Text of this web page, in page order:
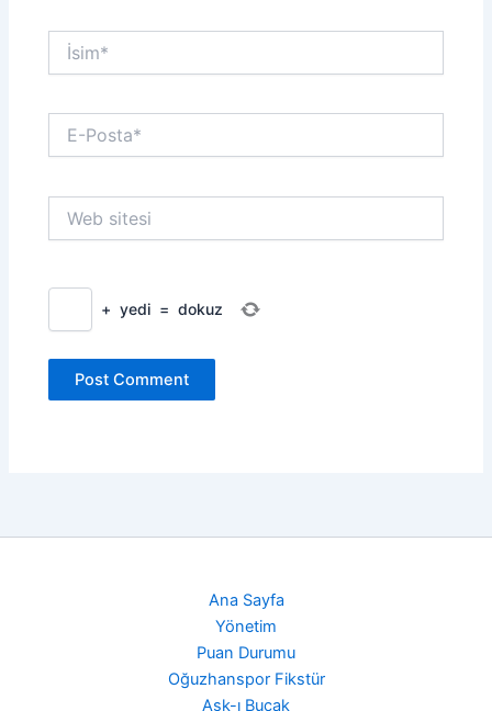
İsim*
Posta*
sitesi
+ yedi = dokuz
Ana Sayfa
Yönetim
Puan Durumu
Oğuzhanspor Fikstür
Aşk-ı Bucak